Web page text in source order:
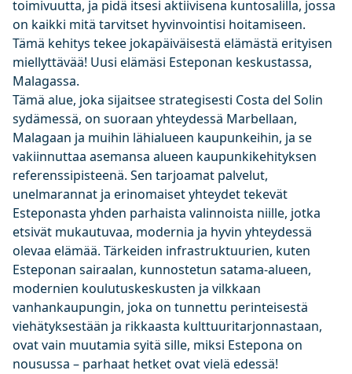
toimivuutta, ja pidä itsesi aktiivisena kuntosalilla, jossa
on kaikki mitä tarvitset hyvinvointisi hoitamiseen.
Tämä kehitys tekee jokapäiväisestä elämästä erityisen
miellyttävää! Uusi elämäsi Esteponan keskustassa,
Malagassa.
Tämä alue, joka sijaitsee strategisesti Costa del Solin
sydämessä, on suoraan yhteydessä Marbellaan,
Malagaan ja muihin lähialueen kaupunkeihin, ja se
vakiinnuttaa asemansa alueen kaupunkikehityksen
referenssipisteenä. Sen tarjoamat palvelut,
unelmarannat ja erinomaiset yhteydet tekevät
Esteponasta yhden parhaista valinnoista niille, jotka
etsivät mukautuvaa, modernia ja hyvin yhteydessä
olevaa elämää. Tärkeiden infrastruktuurien, kuten
Esteponan sairaalan, kunnostetun satama-alueen,
modernien koulutuskeskusten ja vilkkaan
vanhankaupungin, joka on tunnettu perinteisestä
viehätyksestään ja rikkaasta kulttuuritarjonnastaan,
ovat vain muutamia syitä sille, miksi Estepona on
nousussa – parhaat hetket ovat vielä edessä!